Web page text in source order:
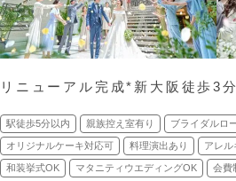
リニューアル完成*新大阪徒歩3
駅徒歩5分以内 親族控え室有り ブライダルロ
オリジナルケーキ対応可 料理演出あり アレル
和装挙式OK マタニティウエディングOK 会費